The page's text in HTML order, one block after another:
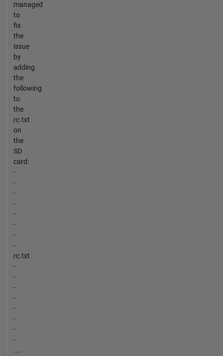
managed
to
fix
the
issue
by
adding
the
following
to
the
rc.txt
on
the
SD
card:
-
-
-
-
-
-
-
-
rc.txt
-
-
-
-
-
-
-
-
....